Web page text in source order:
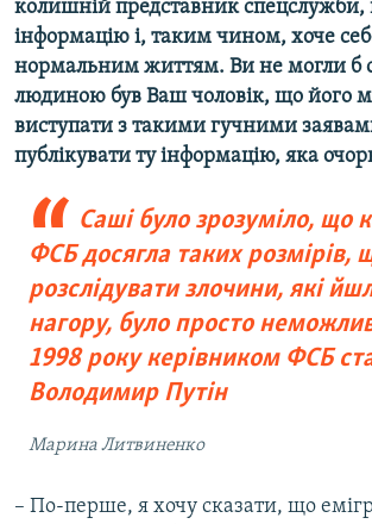
колишній представник спецслужби,
інформацію і, таким чином, хоче
нормальним життям. Ви не могли б
людиною був Ваш чоловік, що його
виступати з такими гучними
публікувати ту інформацію, яка
Саші було зрозуміло, що
ФСБ досягла таких розмірів,
розслідувати злочини, які
нагору, було просто
1998 року керівником ФСБ
Володимир Путін
Марина Литвиненко
– По-перше, я хочу сказати, що